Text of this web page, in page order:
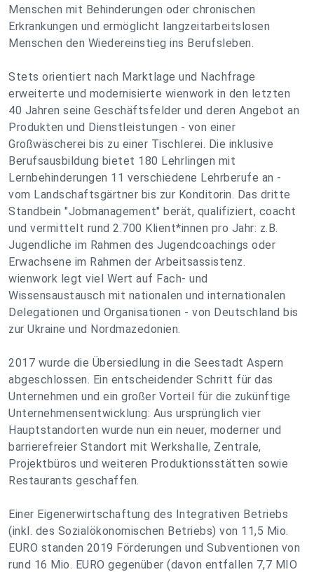
Menschen mit Behinderungen oder chronischen
Erkrankungen und ermöglicht langzeitarbeitslosen
Menschen den Wiedereinstieg ins Berufsleben.
Stets orientiert nach Marktlage und Nachfrage
erweiterte und modernisierte wienwork in den letzten
40 Jahren seine Geschäftsfelder und deren Angebot an
Produkten und Dienstleistungen - von einer
Großwäscherei bis zu einer Tischlerei. Die inklusive
Berufsausbildung bietet 180 Lehrlingen mit
Lernbehinderungen 11 verschiedene Lehrberufe an -
vom Landschaftsgärtner bis zur Konditorin. Das dritte
Standbein "Jobmanagement" berät, qualifiziert, coacht
und vermittelt rund 2.700 Klient*innen pro Jahr: z.B.
Jugendliche im Rahmen des Jugendcoachings oder
Erwachsene im Rahmen der Arbeitsassistenz.
wienwork legt viel Wert auf Fach- und
Wissensaustausch mit nationalen und internationalen
Delegationen und Organisationen - von Deutschland bis
zur Ukraine und Nordmazedonien.
2017 wurde die Übersiedlung in die Seestadt Aspern
abgeschlossen. Ein entscheidender Schritt für das
Unternehmen und ein großer Vorteil für die zukünftige
Unternehmensentwicklung: Aus ursprünglich vier
Hauptstandorten wurde nun ein neuer, moderner und
barrierefreier Standort mit Werkshalle, Zentrale,
Projektbüros und weiteren Produktionsstätten sowie
Restaurants geschaffen.
Einer Eigenerwirtschaftung des Integrativen Betriebs
(inkl. des Sozialökonomischen Betriebs) von 11,5 Mio.
EURO standen 2019 Förderungen und Subventionen von
rund 16 Mio. EURO gegenüber (davon entfallen 7,7 MIO